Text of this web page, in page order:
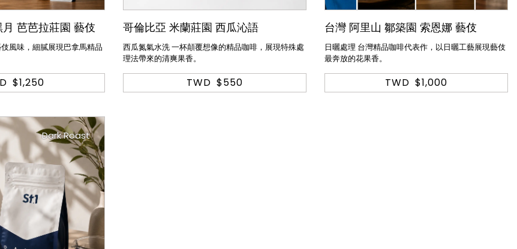
芭芭拉莊園 藝伎
風味，細膩展現巴拿馬精品
$1,250
哥倫比亞 米蘭莊園 西瓜沁語
西瓜氮氣水洗 一杯顛覆想像的精品咖啡，展現特殊處
理法帶來的清爽果香。
TWD $550
台灣 阿里山 鄒築園 索恩娜 藝伎
日曬處理 台灣精品咖啡代表作，以日曬工藝展現藝伎
最奔放的花果香。
TWD $1,000
Dark Roast